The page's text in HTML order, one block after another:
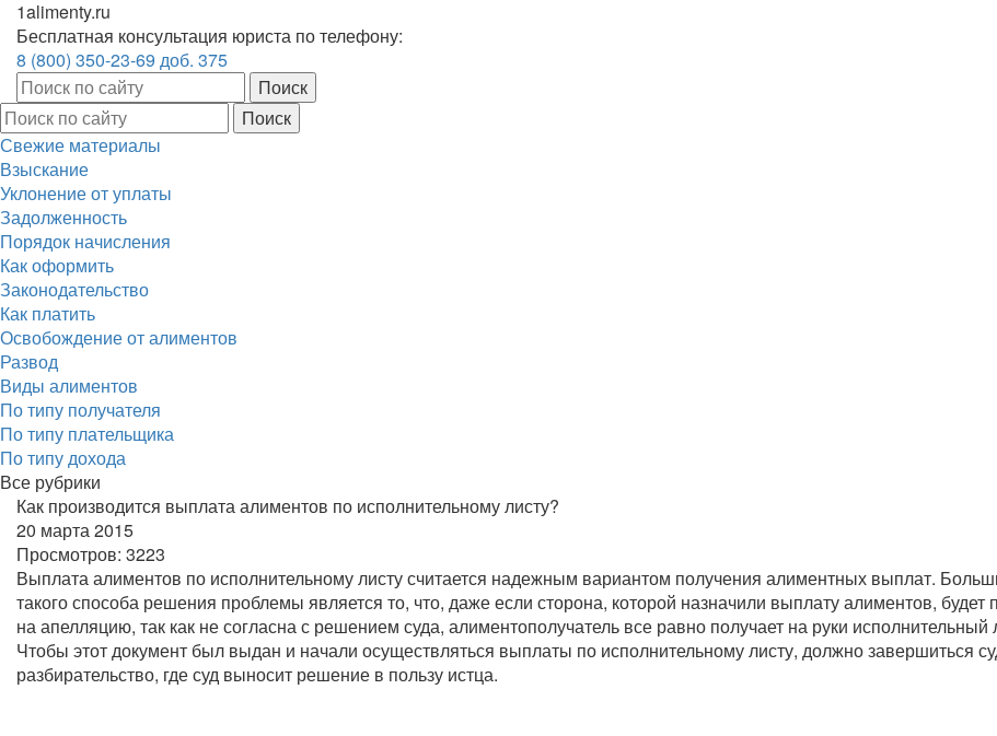
1alimenty.ru
Бесплатная консультация юриста по телефону:
8 (800) 350-23-69 доб. 375
Свежие материалы
Взыскание
Уклонение от уплаты
Задолженность
Порядок начисления
Как оформить
Законодательство
Как платить
Освобождение от алиментов
Развод
Виды алиментов
По типу получателя
По типу плательщика
По типу дохода
Все рубрики
Как производится выплата алиментов по исполнительному листу?
20 марта 2015
Просмотров: 3223
Выплата алиментов по исполнительному листу считается надежным вариантом получения алиментных выплат.
такого способа решения проблемы является то, что, даже если сторона, которой назначили выплату алиментов, будет
на апелляцию, так как не согласна с решением суда, алиментополучатель все равно получает на руки исполнительный
Чтобы этот документ был выдан и начали осуществляться выплаты по исполнительному листу, должно завершиться
разбирательство, где суд выносит решение в пользу истца.